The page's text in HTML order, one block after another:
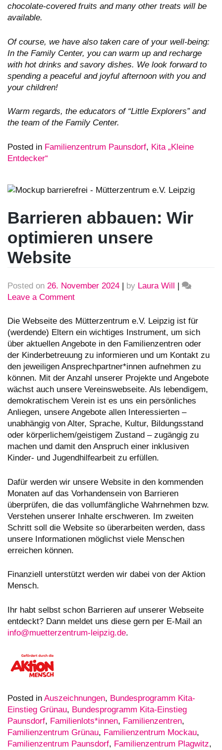
chocolate-covered fruits and many other treats will be
available.
Of course, we have also taken care of your well-being:
In the Family Center, you can warm up and recharge
with hot drinks and savory dishes. We look forward to
spending a peaceful and joyful afternoon with you and
your children!
Warm regards, the educators of “Little Explorers” and
the team of the Family Center.
Posted in Familienzentrum Paunsdorf, Kita „Kleine
Entdecker“
Barrieren abbauen: Wir
optimieren unsere
Website
Posted on 26. November 2024 | by Laura Will |
Leave a Comment
abbauen:
Wir
optimieren
unsere
Website
Die Webseite des Mütterzentrum e.V. Leipzig ist für
(werdende) Eltern ein wichtiges Instrument, um sich
über aktuellen Angebote in den Familienzentren oder
der Kinderbetreuung zu informieren und um Kontakt zu
den jeweiligen Ansprechpartner*innen aufnehmen zu
können. Mit der Anzahl unserer Projekte und Angebote
wächst auch unsere Vereinswebseite. Als lebendigem,
demokratischem Verein ist es uns ein persönliches
Anliegen, unsere Angebote allen Interessierten –
unabhängig von Alter, Sprache, Kultur, Bildungsstand
oder körperlichem/geistigem Zustand – zugängig zu
machen und damit den Anspruch einer inklusiven
Kinder- und Jugendhilfearbeit zu erfüllen.
Dafür werden wir unsere Website in den kommenden
Monaten auf das Vorhandensein von Barrieren
überprüfen, die das vollumfängliche Wahrnehmen bzw.
Verstehen unserer Inhalte erschweren. Im zweiten
Schritt soll die Website so überarbeiten werden, dass
unsere Informationen möglichst viele Menschen
erreichen können.
Finanziell unterstützt werden wir dabei von der Aktion
Mensch.
Ihr habt selbst schon Barrieren auf unserer Webseite
entdeckt? Dann meldet uns diese gern per E-Mail an
info@muetterzentrum-leipzig.de.
Posted in Auszeichnungen, Bundesprogramm Kita-
Einstieg Grünau, Bundesprogramm Kita-Einstieg
Paunsdorf, Familienlots*innen, Familienzentren,
Familienzentrum Grünau, Familienzentrum Mockau,
Familienzentrum Paunsdorf, Familienzentrum Plagwitz,